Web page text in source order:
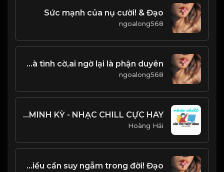
Sức mạnh của nụ cười! & Đạo
ngoalong568
Trăm năm tri kỷ khó tìm tri âm khó gặp,bạn hiền khó quen Bất chợt mà chẳng bất ngờ,tưởng Là tình cờ,ai ngờ lại là phận duyên
ngoalong568
SẦU TÍM THIỆP HỒNG - H2K COVER - HOÀI LINH & MINH KỲ - NHẠC CHILL CỰC HAY
Hoàng Hải
Ba điều cần suy ngẫm trong đời! Đạo